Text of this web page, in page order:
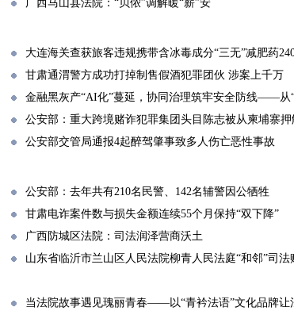
广西马山县法院：“贝侬”调解暖“薪”安
大连海关查获旅客违规携带含冰毒成分“三无”减肥药
甘肃通渭警方成功打掉制售假酒犯罪团伙 涉案上千万
金融黑灰产“AI化”蔓延，协同治理筑牢安全防线——从
公安部：重大跨境赌诈犯罪集团头目陈志被从柬埔寨押
公安部交管局通报4起醉驾肇事致多人伤亡恶性事故
公安部：去年共有210名民警、142名辅警因公牺牲
甘肃电诈案件数与损失金额连续55个月保持“双下降”
广西防城区法院：司法润泽营商沃土
山东省临沂市兰山区人民法院柳青人民法庭“和邻”司
当法院故事遇见瑰丽青春——以“青衿法语”文化品牌让